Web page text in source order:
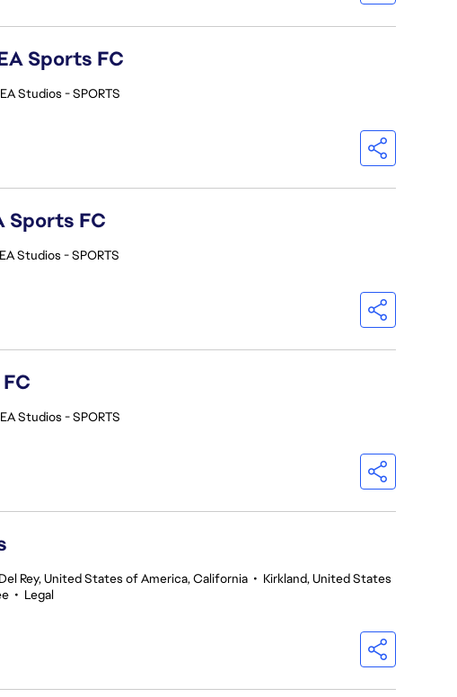
Sports FC
EA Studios - SPORTS
Sports FC
EA Studios - SPORTS
EA Studios - SPORTS
Rey, United States of America, California • Kirkland, United States
• Legal